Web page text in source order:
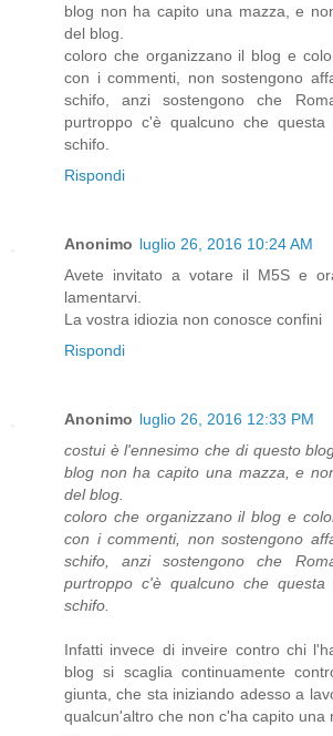
blog non ha capito una mazza, e
del blog.
coloro che organizzano il blog e
con i commenti, non sostengono
schifo, anzi sostengono che
purtroppo c'è qualcuno che
schifo.
Rispondi
Anonimo luglio 26, 2016 10:24 AM
Avete invitato a votare il M5S e
lamentarvi.
La vostra idiozia non conosce confini
Rispondi
Anonimo luglio 26, 2016 12:33 PM
costui è l'ennesimo che di questo
blog non ha capito una mazza, e
del blog.
coloro che organizzano il blog e
con i commenti, non sostengono
schifo, anzi sostengono che
purtroppo c'è qualcuno che
schifo.
Infatti invece di inveire contro chi
blog si scaglia continuamente
giunta, che sta iniziando adesso a
qualcun'altro che non c'ha capito una